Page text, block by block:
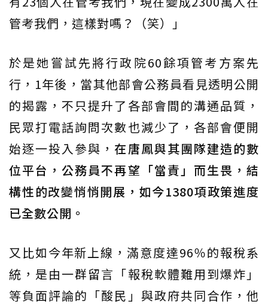
管考我們，這樣對嗎？（笑）」
於是她嘗試先將行政院60餘項管考方案先
行，1年後，當其他部會公務員看見透明公開
的揭露，不只提升了各部會間的溝通品質，
民眾打電話詢問次數也減少了，各部會便開
始逐一投入參與， 在唐鳳與其團隊建造的數
位平台，公務員不再望「當責」而生畏，結
構性的改變悄悄開展，如今1380項政策進度
已全數公開。
又比如今年新上線，滿意度達96％的報稅系
統，是由一群留言「報稅軟體難用到爆炸」
等負面評論的「酸民」與政府共同合作，他